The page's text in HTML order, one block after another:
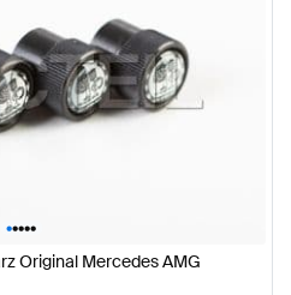
•••••
Original Mercedes AMG